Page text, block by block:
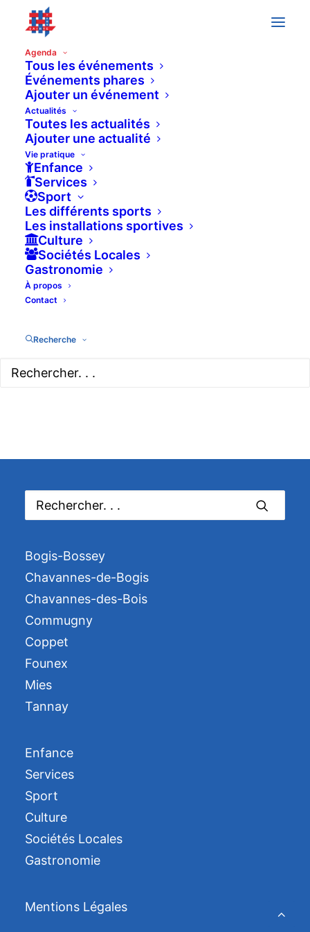
Agenda
Tous les événements
Événements phares
Ajouter un événement
Actualités
Toutes les actualités
Ajouter une actualité
Vie pratique
Enfance
Services
Sport
Les différents sports
Les installations sportives
Culture
Sociétés Locales
Gastronomie
À propos
Contact
Recherche
PreviousÉvénements
Bogis-Bossey
Chavannes-de-Bogis
Chavannes-des-Bois
Commugny
Coppet
Founex
Mies
Tannay
Enfance
Services
Sport
Culture
Sociétés Locales
Gastronomie
Mentions Légales